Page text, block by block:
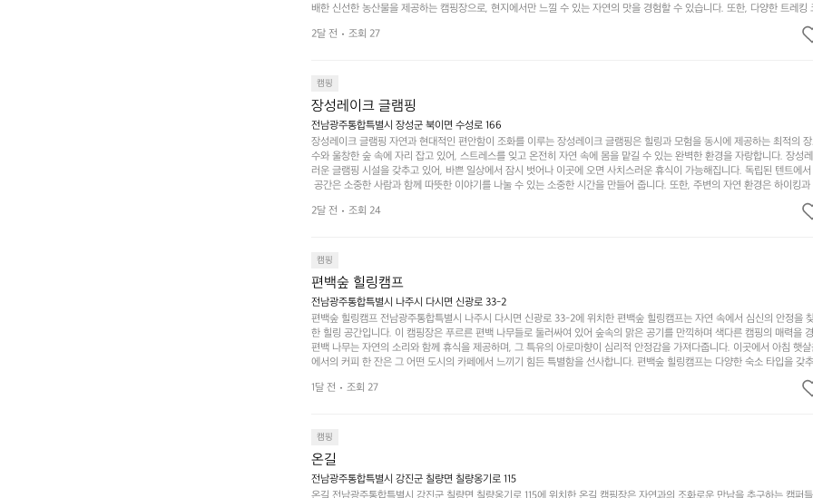
배한 신선한 농산물을 제공하는 캠핑장으로, 현지에서만 느낄 수 있는 자연의 맛을 경험할 수 있습니다. 또한, 다양한 트레킹
캠퍼들이 탐험과 모험의 짜릿함을 누릴 수 있도록 만들어졌습니다. 저녁에는 별빛 아래에서 바베큐 파티를 즐기거나, 잔잔
은 숙면을 취할 수 있는 기회를 제공합니다.  이곳은 자연과의 완벽한 조화를 이루며, 다채로운 야외 활동을 제공합니다. 특
순한 캠핑 그 이상을 제공하며, 자연을 사랑하는 모든 이들에게 꼭 한번 경험해봐야 할 장소로 자리잡았습니다.  인기 정
2달 전 조회 27
캠핑
장성레이크 글램핑
전남광주통합특별시 장성군 북이면 수성로 166
장성레이크 글램핑 자연과 현대적인 편안함이 조화를 이루는 장성레이크 글램핑은 힐링과 모험을 동시에 제공하는 최적의
수와 울창한 숲 속에 자리 잡고 있어, 스트레스를 잊고 온전히 자연 속에 몸을 맡길 수 있는 완벽한 환경을 자랑합니다. 장성
러운 글램핑 시설을 갖추고 있어, 바쁜 일상에서 잠시 벗어나 이곳에 오면 사치스러운 휴식이 가능해집니다. 독립된 텐트에
공간은 소중한 사람과 함께 따뜻한 이야기를 나눌 수 있는 소중한 시간을 만들어 줍니다. 또한, 주변의 자연 환경은 하이킹
액티비티를 즐기기에 그야말로 완벽한 조건을 갖추고 있습니다. 이곳에서의 캠핑은 단순한 숙박이 아닌, 가족과 친구들과
하는 시간이 될 것입니다. 특히 식사를 좋아하는 분들에게는 매주 특별한 바비큐 파티와 지역에서 나는 신선한 재료로 만든
사람들과 함께하세요. 당신의 대자연 속 힐링을 기다리는 장성레이크 글램핑은 언젠가 반드시 방문해봐야 할 명소로 자리매
도: ★★★★★
2달 전 조회 24
캠핑
편백숲 힐링캠프
전남광주통합특별시 나주시 다시면 신광로 33-2
편백숲 힐링캠프 전남광주통합특별시 나주시 다시면 신광로 33-2에 위치한 편백숲 힐링캠프는 자연 속에서 심신의 안정을
한 힐링 공간입니다. 이 캠핑장은 푸르른 편백 나무들로 둘러싸여 있어 숲속의 맑은 공기를 만끽하며 색다른 캠핑의 매력을
편백 나무는 자연의 소리와 함께 휴식을 제공하며, 그 특유의 아로마향이 심리적 안정감을 가져다줍니다. 이곳에서 아침 햇
에서의 커피 한 잔은 그 어떤 도시의 카페에서 느끼기 힘든 특별함을 선사합니다. 편백숲 힐링캠프는 다양한 숙소 타입을 갖
론 친구나 연인과 함께 더욱 기억에 남는 특별한 시간을 보낼 수 있습니다. 주변에는 자전거 도로와 하이킹 트레일이 있어 액
기회도 많은데, 자전거를 타거나 숲속을 거닐며 다양한 생태계를 체험해보는 것도 일상의 스트레스를 잊게 해줍니다. 또한,
조화 속에서 힐링할 수 있는 편백숲 힐링캠프는 현대인의 바쁜 일상에서 벗어나 소중한 시간을 가지고 싶은 분들에게 특히
나주로 떠나 여유로움과 행복이 가득한 캠핑을 경험해보세요! 인기 정도: ★★★★☆
1달 전 조회 27
캠핑
온길
전남광주통합특별시 강진군 칠량면 칠량옹기로 115